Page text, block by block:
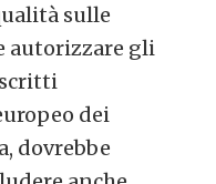
sulle
autorizzare gli
dei
dovrebbe